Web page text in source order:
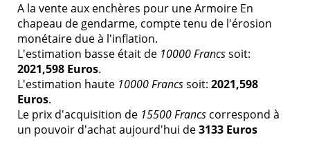
A la vente aux enchères pour une Armoire En
chapeau de gendarme, compte tenu de l'érosion
monétaire due à l'inflation.
L'estimation basse était de 10000 Francssoit:
2021,598 Euros.
L'estimation haute 10000 Francssoit: 2021,598
Euros.
Le prix d'acquisition de 15500 Francs correspond à
un pouvoir d'achat aujourd'hui de3133 Euros